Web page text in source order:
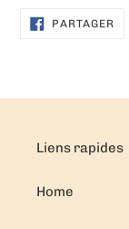
PARTAGER
Liens rapides
Home